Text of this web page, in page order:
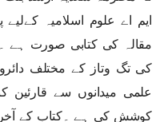
ایم اے علوم اسلامیہ
مقالہ کی کتابی صورت ہے
کی تگ وتاز کے مختلف
علمی میدانوں سے قارئین
کوشش کی ہے ۔کتاب کے آخر